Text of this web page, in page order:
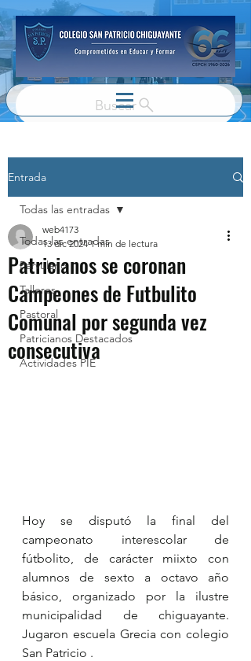
Buscar
Entrada
Todas las entradas
Parvulario
Talleres
Pastoral
Patricianos Destacados
Actividades PIE
Todas las entradas
Patricianos se coronan
Campeones de Futbulito
Comunal por segunda vez
consecutiva
web4173
13 dic 2024 1 min de lectura
Hoy se disputó la final del
campeonato interescolar de
fútbolito, de carácter miixto con
alumnos de sexto a octavo año
básico, organizado por la ilustre
municipalidad de chiguayante.
Jugaron escuela Grecia con colegio
San Patricio .